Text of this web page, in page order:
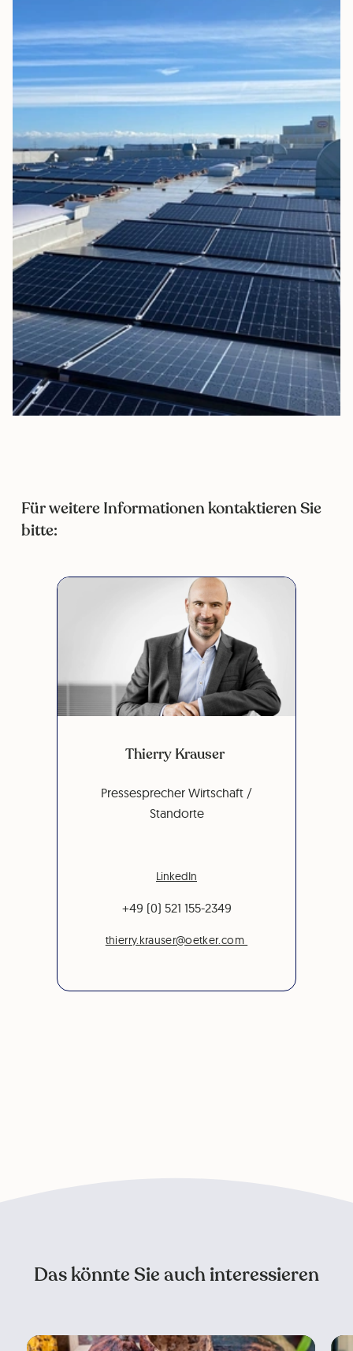
Für weitere Informationen kontaktieren Sie
bitte:
Thierry Krauser
Pressesprecher Wirtschaft /
Standorte
LinkedIn
+49 (0) 521 155-2349
thierry.krauser@oetker.com
Das könnte Sie auch interessieren